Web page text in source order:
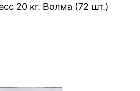
20 кг. Волма (72 шт.)